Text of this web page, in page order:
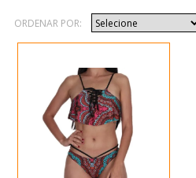
ORDENAR POR: